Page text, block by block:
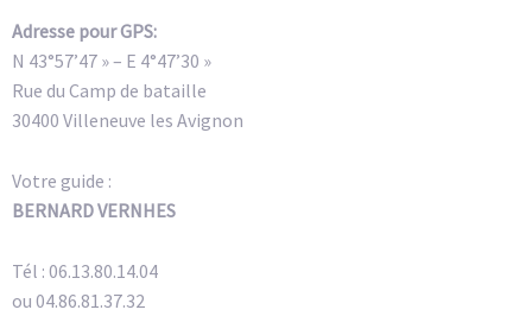
Adresse pour GPS:
N 43°57’47 » – E 4°47’30 »
Rue du Camp de bataille
30400 Villeneuve les Avignon
Votre guide :
BERNARD VERNHES
Tél : 06.13.80.14.04
ou 04.86.81.37.32